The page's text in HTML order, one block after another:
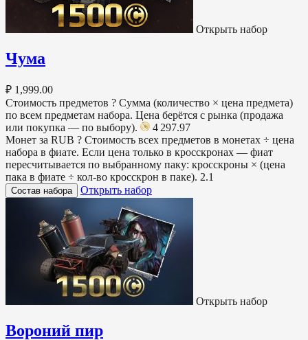
Открыть набор
Чума
₽ 1,999.00
Стоимость предметов ? Сумма (количество × цена предмета)
по всем предметам набора. Цена берётся с рынка (продажа
или покупка — по выбору).
4 297.97
Монет за RUB ? Стоимость всех предметов в монетах ÷ цена
набора в фиате. Если цена только в кросскронах — фиат
пересчитывается по выбранному паку: кросскроны × (цена
пака в фиате ÷ кол-во кросскрон в паке). 2.1
Состав набора Открыть набор
Открыть набор
Вороний пир